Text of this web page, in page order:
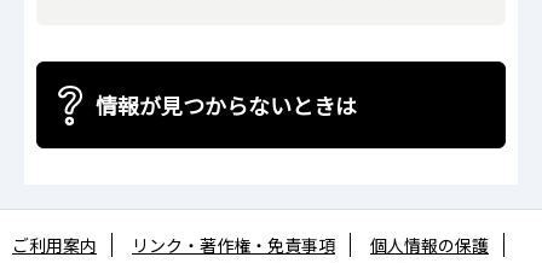
情報が見つからないときは
ご利用案内 リンク・著作権・免責事項
個人情報の保護